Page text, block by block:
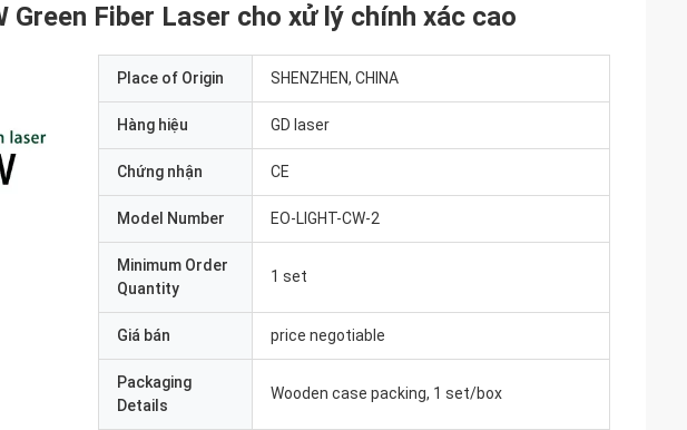
Green Fiber Laser cho xử lý chính xác cao
Place of Origin SHENZHEN, CHINA
Hàng hiệu GD laser
Chứng nhận CE
Model Number EO-LIGHT-CW-2
Minimum Order
Quantity
1 set
Giá bán price negotiable
Packaging
Details
Wooden case packing, 1 set/box